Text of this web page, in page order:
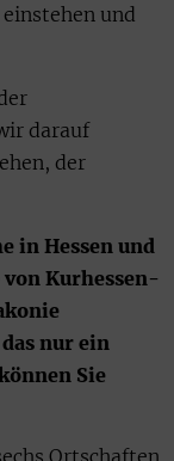
und
darauf
der
in Hessen und
von Kurhessen-
nur ein
Sie